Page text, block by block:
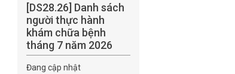
[DS28.26] Danh sách
người thực hành
khám chữa bệnh
tháng 7 năm 2026
Đang cập nhật